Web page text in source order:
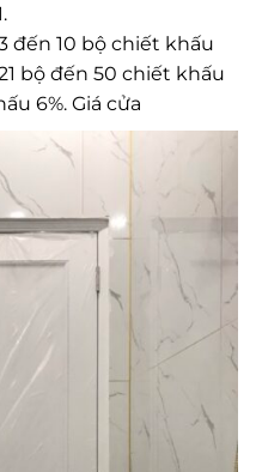
đến 10 bộ chiết khấu
bộ đến 50 chiết khấu
6%. Giá cửa